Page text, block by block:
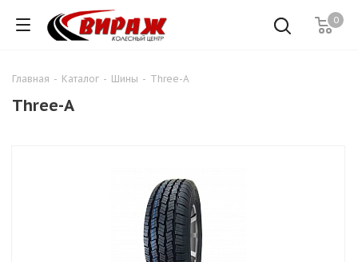
0
Главная - Каталог - Шины - Three-A
Three-A